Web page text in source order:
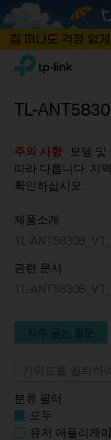
Click
the
navigation
TP-Link, Reliably Smart
TL-
주의 사항 : 모델
따라 다릅니다. 지
확인하십시오.
제품소개
TL-
관련 문서
TL-
자주 묻는 질문
분류 필터:
모두
유저 애플리케